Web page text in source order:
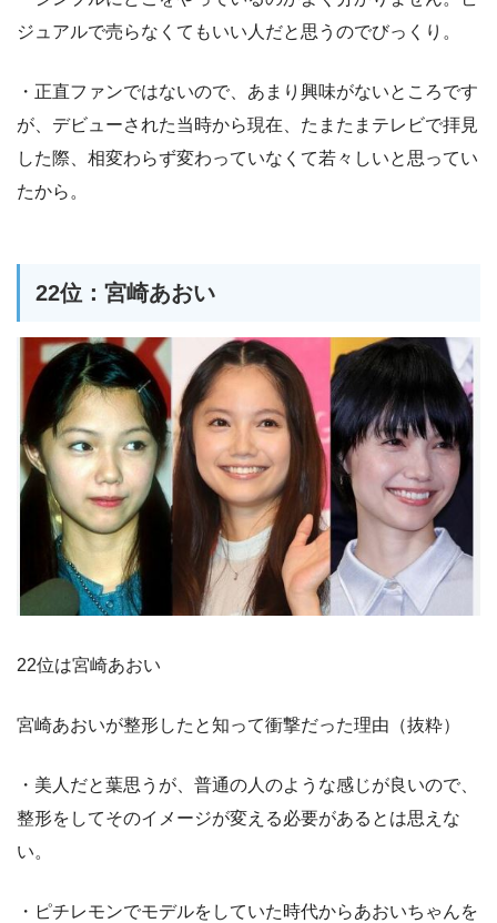
ジュアルで売らなくてもいい人だと思うのでびっくり。
・正直ファンではないので、あまり興味がないところです
が、デビューされた当時から現在、たまたまテレビで拝見
した際、相変わらず変わっていなくて若々しいと思ってい
たから。
22位：宮崎あおい
22位は宮崎あおい
宮崎あおいが整形したと知って衝撃だった理由（抜粋）
・美人だと葉思うが、普通の人のような感じが良いので、
整形をしてそのイメージが変える必要があるとは思えな
い。
・ピチレモンでモデルをしていた時代からあおいちゃんを